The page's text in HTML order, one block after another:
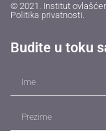
© 2021. Institut
Politika privatnosti.
Budite u toku